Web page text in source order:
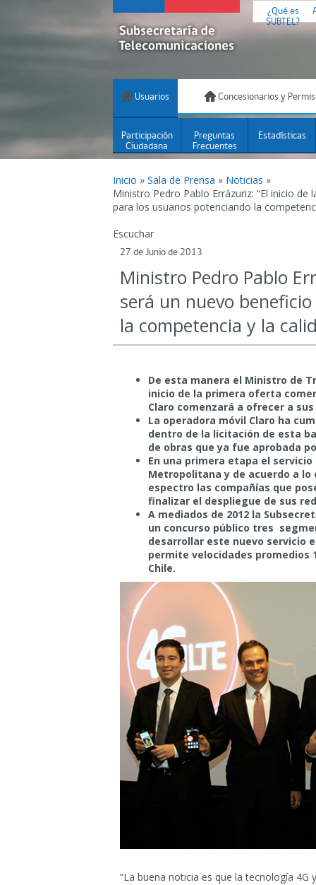
¿Qué es
SUBTEL?
Usuarios Concesionarios y
Participación
Ciudadana
Preguntas
Frecuentes
Estadísticas
Inicio » Sala de Prensa » Noticias »
Ministro Pedro Pablo Errázuriz: “El inicio de
para los usuarios potenciando la
Escuchar
27 de Junio de 2013
Ministro Pedro Pablo
será un nuevo
la competencia y la
De esta manera el Ministro de
inicio de la primera oferta
Claro comenzará a ofrecer a
La operadora móvil Claro ha
dentro de la licitación de esta
de obras que ya fue aprobada
En una primera etapa el
Metropolitana y de acuerdo a
espectro las compañías que
finalizar el despliegue de sus
A mediados de 2012 la
un concurso público tres
desarrollar este nuevo servicio
permite velocidades promedios
Chile.
“La buena noticia es que la tecnología 4G